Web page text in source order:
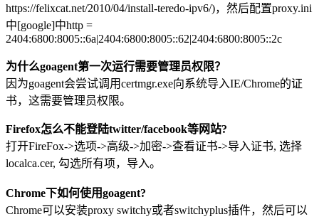
https://felixcat.net/2010/04/install-teredo-ipv6/)，然后配置proxy.ini
中[google]中http =
2404:6800:8005::6a|2404:6800:8005::62|2404:6800:8005::2c
为什么goagent第一次运行需要管理员权限？
因为goagent会尝试调用certmgr.exe向系统导入IE/Chrome的证
书，这需要管理员权限。
Firefox怎么不能登陆twitter/facebook等网站?
打开FireFox->选项->高级->加密->查看证书->导入证书, 选择
localca.cer, 勾选所有项，导入。
Chrome下如何使用goagent?
Chrome可以安装proxy switchy或者switchyplus插件，然后可以